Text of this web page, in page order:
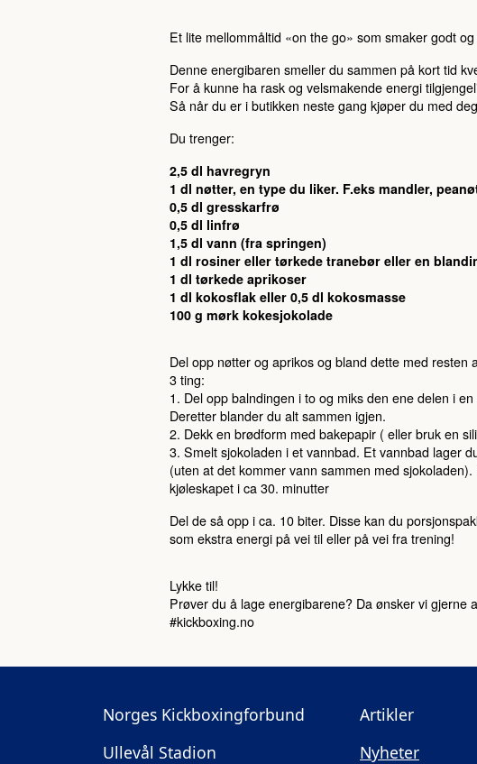
Et lite mellommåltid «on the go» som smaker godt
Denne energibaren smeller du sammen på kort tid
For å kunne ha rask og velsmakende energi
Så når du er i butikken neste gang kjøper du med
Du trenger:
2,5 dl havregryn
1 dl nøtter, en type du liker. F.eks mandler,
0,5 dl gresskarfrø
0,5 dl linfrø
1,5 dl vann (fra springen)
1 dl rosiner eller tørkede tranebør eller en
1 dl tørkede aprikoser
1 dl kokosflak eller 0,5 dl kokosmasse
100 g mørk kokesjokolade
Del opp nøtter og aprikos og bland dette med
3 ting:
1. Del opp balndingen i to og miks den ene delen i
Deretter blander du alt sammen igjen.
2. Dekk en brødform med bakepapir ( eller bruk en
3. Smelt sjokoladen i et vannbad. Et vannbad lager
(uten at det kommer vann sammen med
kjøleskapet i ca 30. minutter
Del de så opp i ca. 10 biter. Disse kan du
som ekstra energi på vei til eller på vei fra trening!
Lykke til!
Prøver du å lage energibarene? Da ønsker vi
#kickboxing.no
Norges Kickboxingforbund
Ullevål Stadion
Artikler
Nyheter